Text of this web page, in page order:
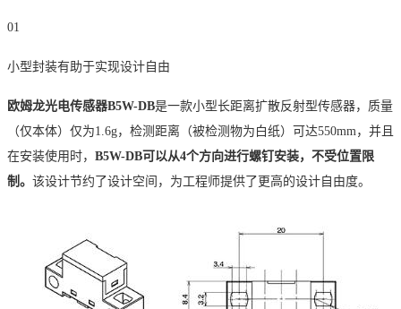
01
小型封装有助于实现设计自由
欧姆龙光电传感器B5W-DB是一款小型长距离扩散反射型传感器，质量
（仅本体）仅为1.6g，检测距离（被检测物为白纸）可达550mm，并且
在安装使用时， B5W-DB可以从4个方向进行螺钉安装，不受位置限
制。 该设计节约了设计空间，为工程师提供了更高的设计自由度。